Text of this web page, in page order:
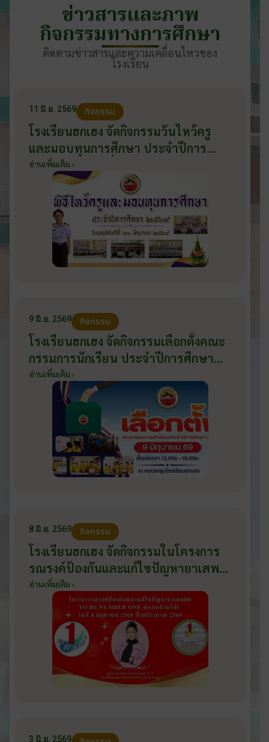
ข่าวสารและภาพ
กิจกรรมทางการศึกษา
ติดตามข่าวสารและความเคลื่อนไหวของ
โรงเรียน
11 มิ.ย. 2569 กิจกรรม
โรงเรียนฮกเฮง จัดกิจกรรมวันไหว้ครู
และมอบทุนการศึกษา ประจำปีการ
ศึกษา 2569 วันที่ 11 มิถุนายน 2569
อ่านเพิ่มเติม ›
9 มิ.ย. 2569 กิจกรรม
โรงเรียนฮกเฮง จัดกิจกรรมเลือกตั้งคณะ
กรรมการนักเรียน ประจำปีการศึกษา
2569 ส่งเสริมประชาธิปไตยในโรงเรียน
วันที่ 9 มิถุนายน 2569
อ่านเพิ่มเติม ›
8 มิ.ย. 2569 กิจกรรม
โรงเรียนฮกเฮง จัดกิจกรรมในโครงการ
รณรงค์ป้องกันและแก้ไขปัญหายาเสพ
ติด TO BE NUMBER ONE อำเภอ
บ้านโป่ง ปีงบประมาณ 2569 ให้กับ
นักเรียนแกนนำ ในวันที่ 8 มิถุนายน
2569
อ่านเพิ่มเติม ›
3 มิ.ย. 2569